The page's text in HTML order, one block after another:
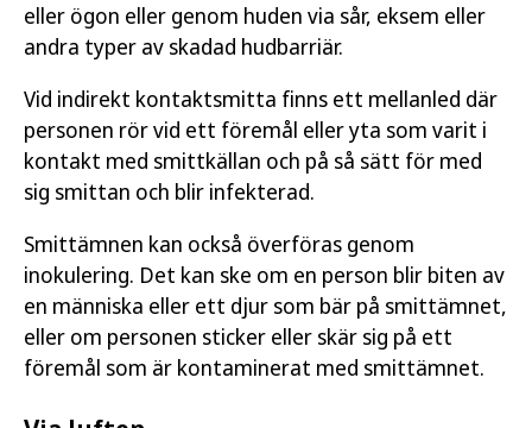
eller ögon eller genom huden via sår, eksem eller
andra typer av skadad hudbarriär.
Vid indirekt kontaktsmitta finns ett mellanled där
personen rör vid ett föremål eller yta som varit i
kontakt med smittkällan och på så sätt för med
sig smittan och blir infekterad.
Smittämnen kan också överföras genom
inokulering. Det kan ske om en person blir biten av
en människa eller ett djur som bär på smittämnet,
eller om personen sticker eller skär sig på ett
föremål som är kontaminerat med smittämnet.